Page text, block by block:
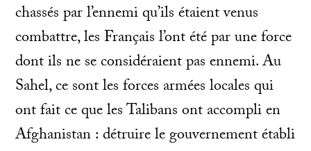
chassés par l’ennemi qu’ils étaient venus
combattre, les Français l’ont été par une force
dont ils ne se considéraient pas ennemi. Au
Sahel, ce sont les forces armées locales qui
ont fait ce que les Talibans ont accompli en
Afghanistan : détruire le gouvernement établi